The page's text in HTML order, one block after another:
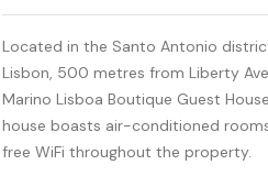
Located in the Santo Antonio
Lisbon, 500 metres from Liberty
Marino Lisboa Boutique Guest
house boasts air-conditioned
free WiFi throughout the property.